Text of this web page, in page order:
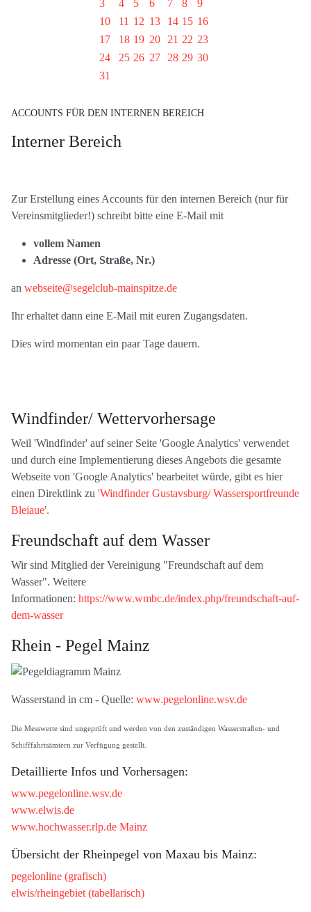
3 4 5 6 7 8
9
10
11 12 13 14 15 16
17
18 19 20 21 22 23
24
25 26 27 28 29 30
31
ACCOUNTS FÜR DEN INTERNEN BEREICH
Interner Bereich
Zur Erstellung eines Accounts für den internen Bereich (nur für
Vereinsmitglieder!) schreibt bitte eine E-Mail mit
vollem Namen
Adresse (Ort, Straße, Nr.)
an webseite@segelclub-mainspitze.de
Ihr erhaltet dann eine E-Mail mit euren Zugangsdaten.
Dies wird momentan ein paar Tage dauern.
Windfinder/ Wettervorhersage
Weil 'Windfinder' auf seiner Seite 'Google Analytics' verwendet
und durch eine Implementierung dieses Angebots die gesamte
Webseite von 'Google Analytics' bearbeitet würde, gibt es hier
einen Direktlink zu 'Windfinder Gustavsburg/ Wassersportfreunde
Bleiaue'.
Freundschaft auf dem Wasser
Wir sind Mitglied der Vereinigung "Freundschaft auf dem
Wasser". Weitere
Informationen: https://www.wmbc.de/index.php/freundschaft-auf-
dem-wasser
Rhein - Pegel Mainz
Wasserstand in cm - Quelle: www.pegelonline.wsv.de
Die Messwerte sind ungeprüft und werden von den zuständigen Wasserstraßen- und
Schifffahrtsämtern zur Verfügung gestellt.
Detaillierte Infos und Vorhersagen:
www.pegelonline.wsv.de
www.elwis.de
www.hochwasser.rlp.de Mainz
Übersicht der Rheinpegel von Maxau bis Mainz:
pegelonline (grafisch)
elwis/rheingebiet (tabellarisch)